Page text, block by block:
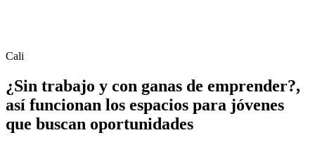
Cali
¿Sin trabajo y con ganas de emprender?,
así funcionan los espacios para jóvenes
que buscan oportunidades